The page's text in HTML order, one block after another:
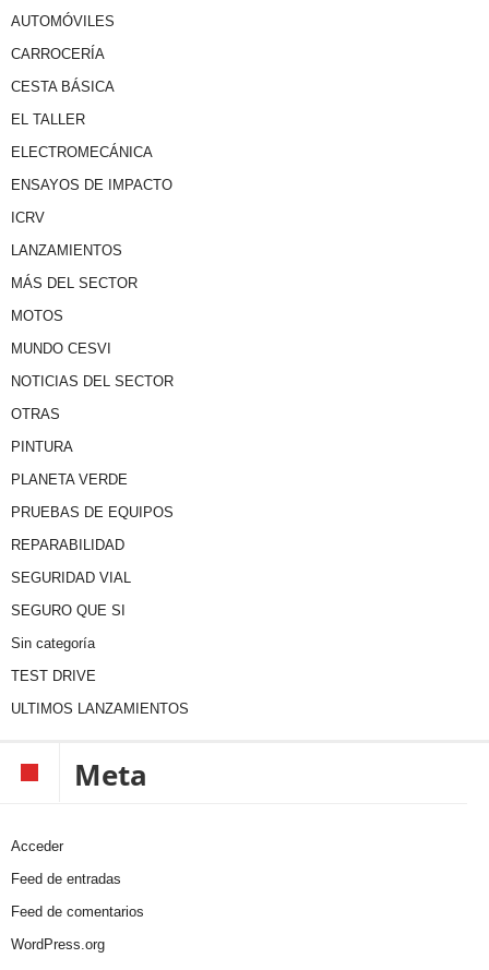
AUTOMÓVILES
CARROCERÍA
CESTA BÁSICA
EL TALLER
ELECTROMECÁNICA
ENSAYOS DE IMPACTO
ICRV
LANZAMIENTOS
MÁS DEL SECTOR
MOTOS
MUNDO CESVI
NOTICIAS DEL SECTOR
OTRAS
PINTURA
PLANETA VERDE
PRUEBAS DE EQUIPOS
REPARABILIDAD
SEGURIDAD VIAL
SEGURO QUE SI
Sin categoría
TEST DRIVE
ULTIMOS LANZAMIENTOS
Meta
Acceder
Feed de entradas
Feed de comentarios
WordPress.org